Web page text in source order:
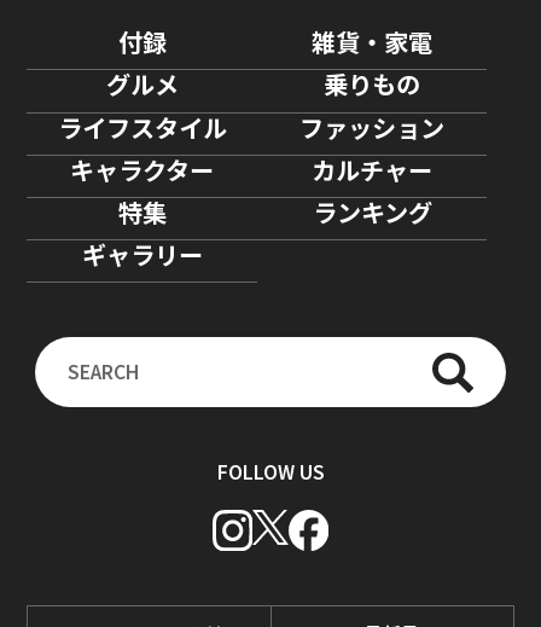
付録
雑貨・家電
グルメ
乗りもの
ライフスタイル
ファッション
キャラクター
カルチャー
特集
ランキング
ギャラリー
FOLLOW US